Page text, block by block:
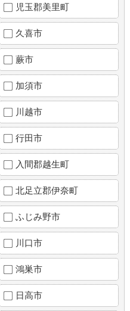
児玉郡美里町
久喜市
蕨市
加須市
川越市
行田市
入間郡越生町
北足立郡伊奈町
ふじみ野市
川口市
鴻巣市
日高市